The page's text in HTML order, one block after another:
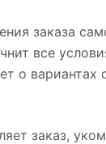
заказа
все
о вариантах
заказ,